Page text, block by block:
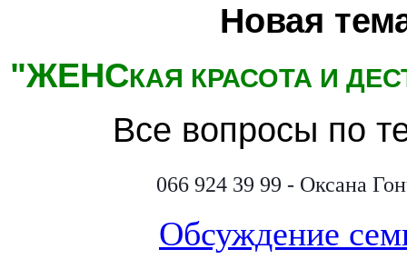
Новая
"ЖЕНСКАЯ КРАСОТА И
Все вопросы по
066 924 39 99 - Оксана
Обсуждение